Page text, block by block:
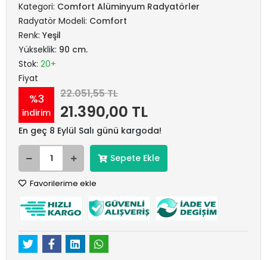
Kategori: Comfort Alüminyum Radyatörler
Radyatör Modeli: Comfort
Renk: Yeşil
Yükseklik: 90 cm.
Stok: 20+
Fiyat
%3
indirim
22.051,55 TL
21.390,00 TL
En geç 8 Eylül Salı günü kargoda!
Sepete Ekle
Favorilerime ekle